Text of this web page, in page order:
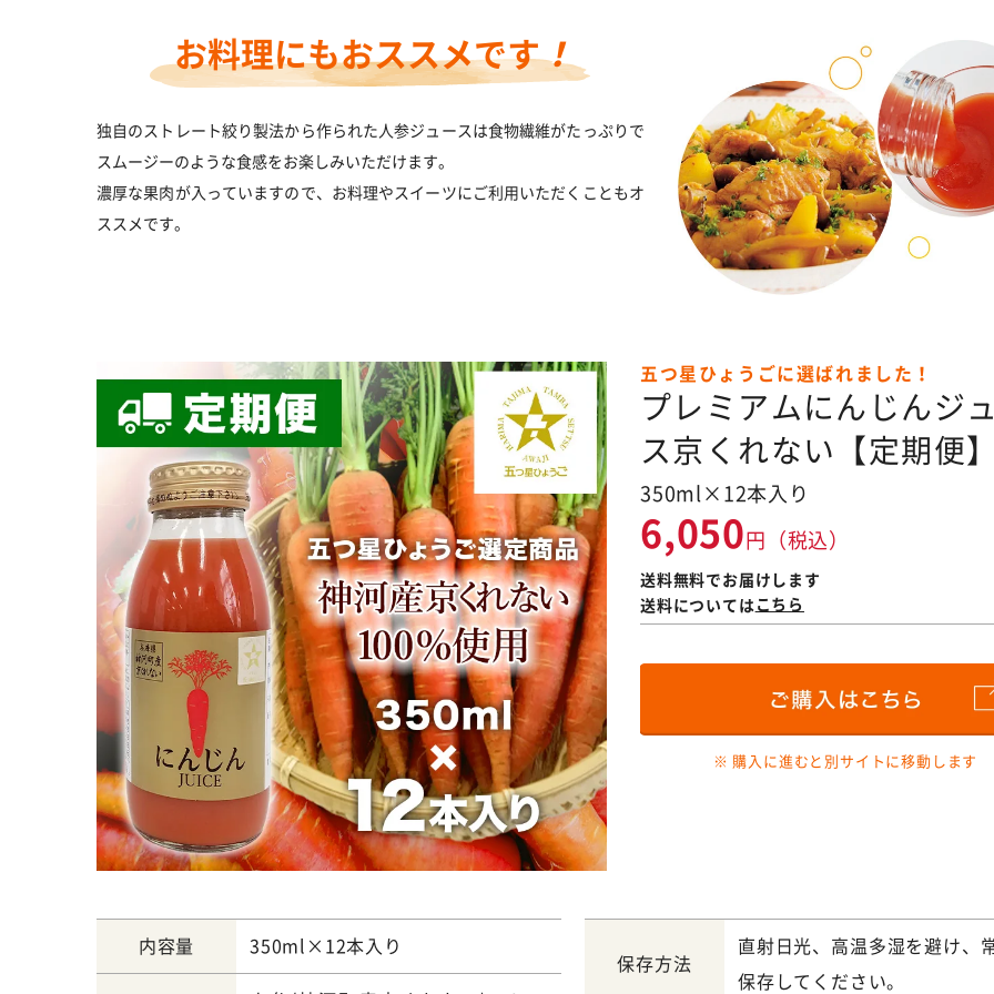
お料理にもおススメです！
独自のストレート絞り製法から作られた人参ジュースは食物繊維がたっぷりで
スムージーのような食感をお楽しみいただけます。
濃厚な果肉が入っていますので、お料理やスイーツにご利用いただくこともオ
ススメです。
五つ星ひょうごに選ばれました！
プレミアムにんじんジ
ス京くれない【定期便
350ml×12本入り
6,050 円（税込）
送料無料でお届けします
送料については こちら
※ 購入に進むと別サイトに移動します
内容量 350ml×12本入り
保存方法
直射日光、高温多湿を避け、
保存してください。